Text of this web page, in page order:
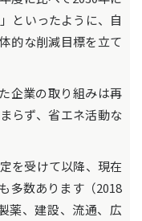
といったように、自
的な削減目標を立て
企業の取り組みは再
らず、省エネ活動な
を受けて以降、現在
多数あります（2018
薬、建設、流通、広